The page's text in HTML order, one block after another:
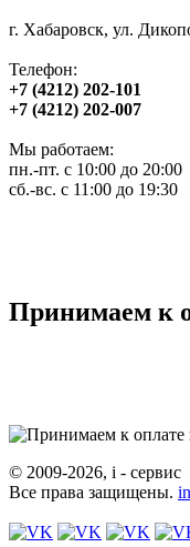
г. Хабаровск, ул.
Телефон:
+7 (4212) 202-101
+7 (4212) 202-007
Мы работаем:
пн.-пт. с 10:00 до 20:00
сб.-вс. с 11:00 до 19:30
Принимаем к
© 2009-2026, i - сервис
Все права защищены.